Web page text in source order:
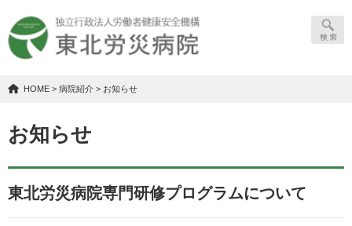
HOME > 病院紹介 > お知らせ
お知らせ
東北労災病院専門研修プログラムについて